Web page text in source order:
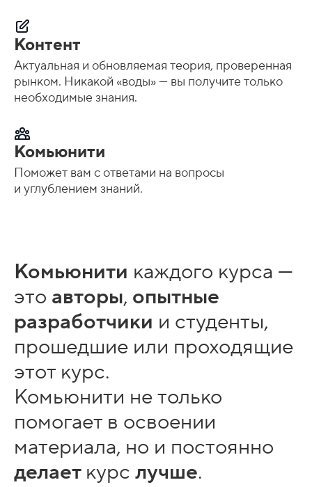
Контент
Актуальная и обновляемая теория, проверенная
рынком. Никакой «воды» — вы получите только
необходимые знания.
Комьюнити
Поможет вам с ответами на вопросы
и углублением знаний.
Комьюнити каждого курса —
это авторы, опытные
разработчики и студенты,
прошедшие или проходящие
этот курс.
Комьюнити не только
помогает в освоении
материала, но и постоянно
делает курс лучше.